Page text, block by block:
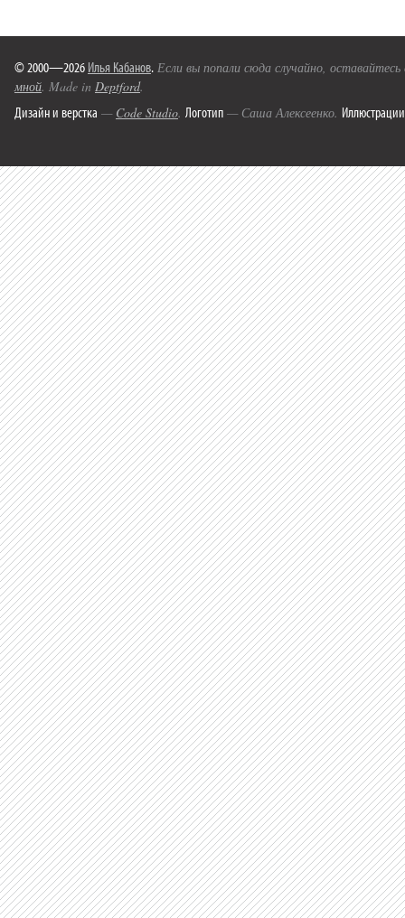
© 2000—2026 Илья Кабанов. Если вы попали сюда случайно,
мной. Made in Deptford.
Дизайн и верстка — Code Studio. Логотип — Саша Алексеенко. Иллюстрации